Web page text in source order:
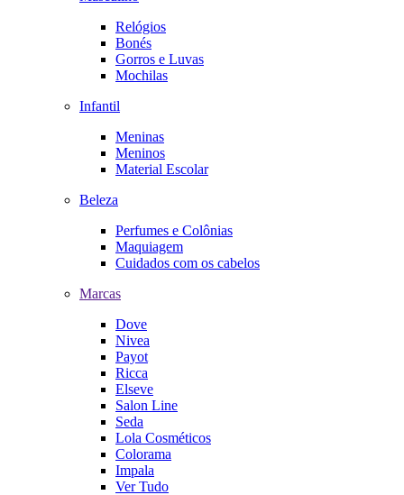
Relógios
Bonés
Gorros e Luvas
Mochilas
Infantil
Meninas
Meninos
Material Escolar
Beleza
Perfumes e Colônias
Maquiagem
Cuidados com os cabelos
Marcas
Dove
Nivea
Payot
Ricca
Elseve
Salon Line
Seda
Lola Cosméticos
Colorama
Impala
Ver Tudo